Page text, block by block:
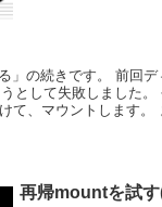
」の続きです。 前回
として失敗しました
て、マウントします。
再帰mountを試